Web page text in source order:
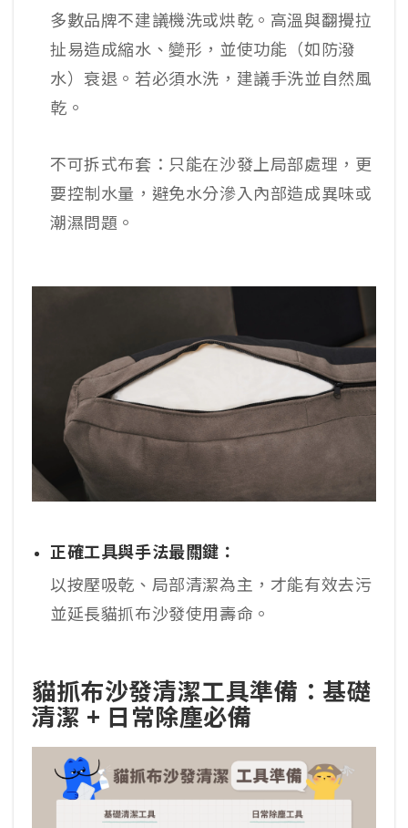
多數品牌不建議機洗或烘乾。高溫與翻攪拉
扯易造成縮水、變形，並使功能（如防潑
水）衰退。若必須水洗，建議手洗並自然風
乾。
不可拆式布套：只能在沙發上局部處理，更
要控制水量，避免水分滲入內部造成異味或
潮濕問題。
正確工具與手法最關鍵：
以按壓吸乾、局部清潔為主，才能有效去污
並延長貓抓布沙發使用壽命。
貓抓布沙發清潔工具準備：基礎
清潔 + 日常除塵必備